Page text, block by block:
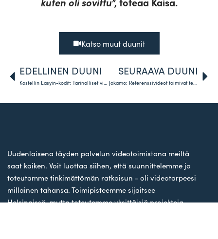
Katso muut duunit
EDELLINEN DUUNI
Kastellin Easyin-kodit: Tarinalliset video- ja valokuvasisällöt ovat vaikuttava työkalu uudiskohteiden ennakkomarkkinoinnissa
SEURAAVA DUUNI
Jakamo: Referenssivideot toimivat tehokkaana työkaluna uuden tuotteen myynnissä
Uudenlaisena täyden palvelun videotoimistona meiltä
saat kaiken. Voit luottaa siihen, että suunnittelemme ja
toteutamme tinkimättömän ratkaisun - oli videotarpeesi
millainen tahansa. Toimipisteemme sijaitsee
Helsingissä, mutta toteutamme yksittäisiä projekteja